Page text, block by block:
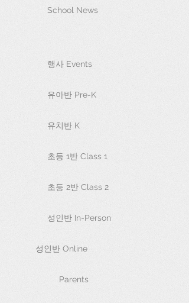
School News
행사 Events
유아반 Pre-K
유치반 K
초등 1반 Class 1
초등 2반 Class 2
성인반 In-Person
성인반 Online
Parents